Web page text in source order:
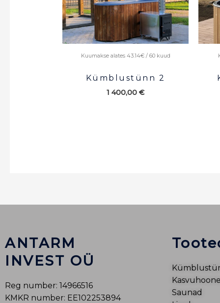
Kuumakse alates 43.14€ / 60 kuud
Kümblustünn 2
1 400,00€
ANTARM
INVEST OÜ
Reg number: 14966516
KMKR number: EE102253894
Saunad